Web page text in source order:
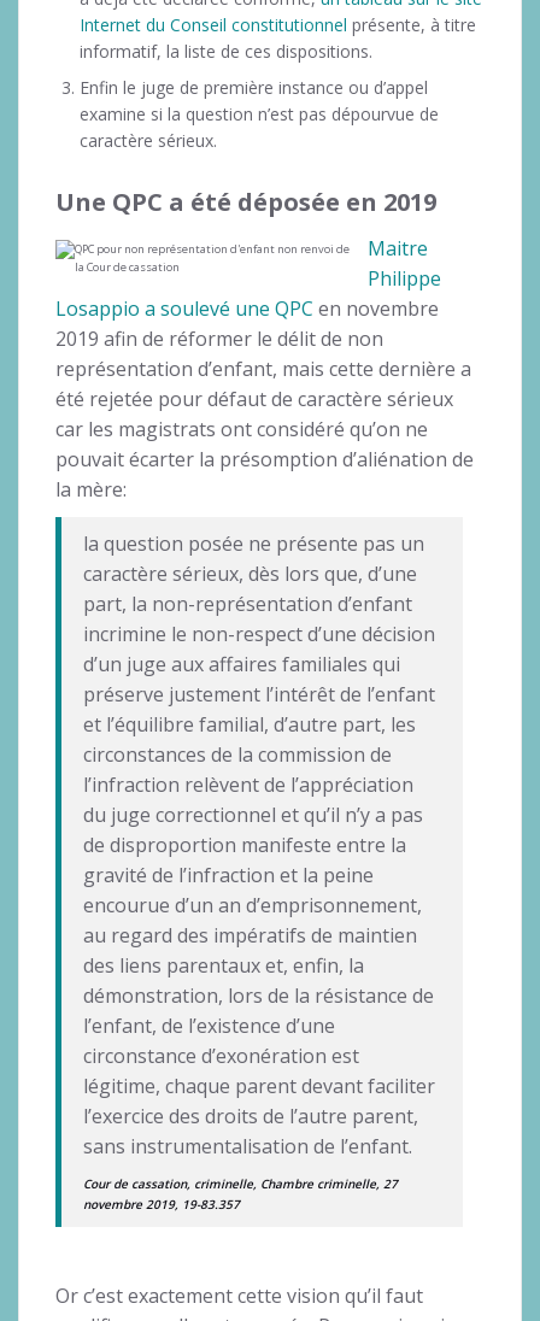
Internet du Conseil constitutionnel présente, à titre
informatif, la liste de ces dispositions.
Enfin le juge de première instance ou d’appel
examine si la question n’est pas dépourvue de
caractère sérieux.
Une QPC a été déposée en 2019
Maitre
Philippe
Losappio a soulevé une QPC en novembre
2019 afin de réformer le délit de non
représentation d’enfant, mais cette dernière a
été rejetée pour défaut de caractère sérieux
car les magistrats ont considéré qu’on ne
pouvait écarter la présomption d’aliénation de
la mère:
la question posée ne présente pas un
caractère sérieux, dès lors que, d’une
part, la non-représentation d’enfant
incrimine le non-respect d’une décision
d’un juge aux affaires familiales qui
préserve justement l’intérêt de l’enfant
et l’équilibre familial, d’autre part, les
circonstances de la commission de
l’infraction relèvent de l’appréciation
du juge correctionnel et qu’il n’y a pas
de disproportion manifeste entre la
gravité de l’infraction et la peine
encourue d’un an d’emprisonnement,
au regard des impératifs de maintien
des liens parentaux et, enfin, la
démonstration, lors de la résistance de
l’enfant, de l’existence d’une
circonstance d’exonération est
légitime, chaque parent devant faciliter
l’exercice des droits de l’autre parent,
sans instrumentalisation de l’enfant.
Cour de cassation, criminelle, Chambre criminelle, 27
novembre 2019, 19-83.357
Or c’est exactement cette vision qu’il faut